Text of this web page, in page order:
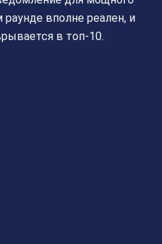
вполне реален, и
в топ-10.